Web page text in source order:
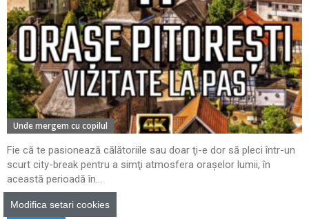
Unde mergem cu copilul
Fie că te pasionează călătoriile sau doar ţi-e dor să pleci într-un
scurt city-break pentru a simţi atmosfera oraşelor lumii, în
această perioadă în...
Modifica setari cookies